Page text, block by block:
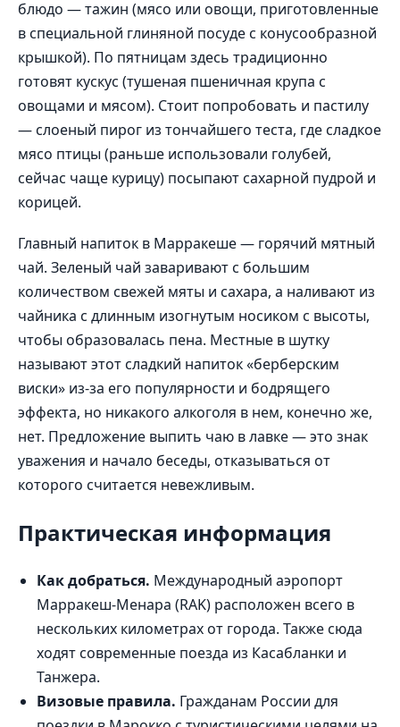
блюдо — тажин (мясо или овощи, приготовленные
в специальной глиняной посуде с конусообразной
крышкой). По пятницам здесь традиционно
готовят кускус (тушеная пшеничная крупа с
овощами и мясом). Стоит попробовать и пастилу
— слоеный пирог из тончайшего теста, где сладкое
мясо птицы (раньше использовали голубей,
сейчас чаще курицу) посыпают сахарной пудрой и
корицей.
Главный напиток в Марракеше — горячий мятный
чай. Зеленый чай заваривают с большим
количеством свежей мяты и сахара, а наливают из
чайника с длинным изогнутым носиком с высоты,
чтобы образовалась пена. Местные в шутку
называют этот сладкий напиток «берберским
виски» из-за его популярности и бодрящего
эффекта, но никакого алкоголя в нем, конечно же,
нет. Предложение выпить чаю в лавке — это знак
уважения и начало беседы, отказываться от
которого считается невежливым.
Практическая информация
Как добраться. Международный аэропорт
Марракеш-Менара (RAK) расположен всего в
нескольких километрах от города. Также сюда
ходят современные поезда из Касабланки и
Танжера.
Визовые правила. Гражданам России для